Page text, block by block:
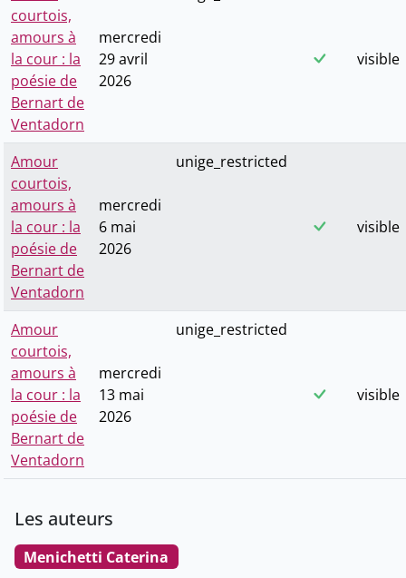
courtois,
amours à
la cour : la
poésie de
Bernart de
Ventadorn
mercredi
29 avril
2026
visible
Amour
courtois,
amours à
la cour : la
poésie de
Bernart de
Ventadorn
mercredi
6 mai
2026
unige_restricted
visible
Amour
courtois,
amours à
la cour : la
poésie de
Bernart de
Ventadorn
mercredi
13 mai
2026
unige_restricted
visible
Les auteurs
Menichetti Caterina